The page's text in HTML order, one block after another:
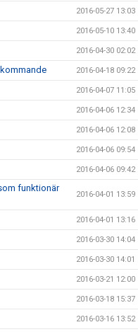
2016-05-27 13:03
2016-05-10 13:40
2016-04-30 02:02
2016-04-18 09:22
2016-04-07 11:05
2016-04-06 12:34
2016-04-06 12:08
2016-04-06 09:54
2016-04-06 09:42
funktionär
2016-04-01 13:59
2016-04-01 13:16
2016-03-30 14:04
2016-03-30 14:01
2016-03-21 12:00
2016-03-18 15:37
2016-03-16 13:52